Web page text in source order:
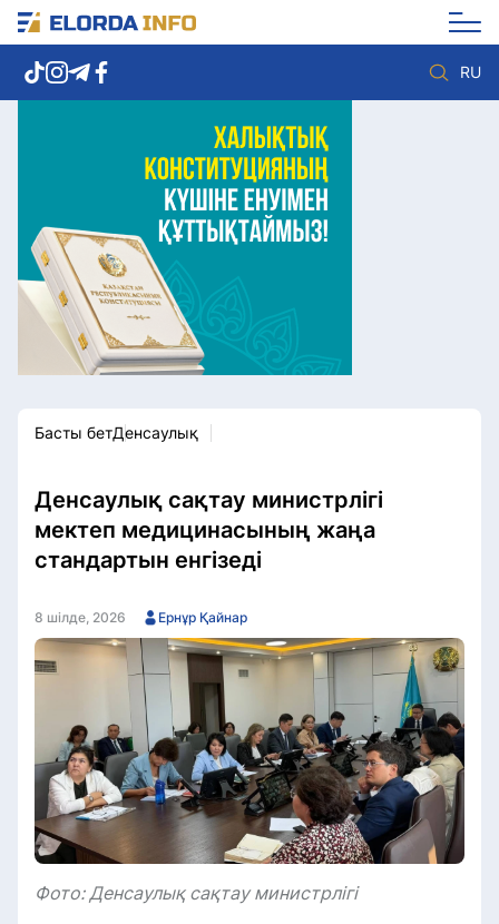
RU
Елорда жаңалықтары
Көзқарас
Саясат
Видео
Әлеумет
Экономика
Спорт
Мәдениет
Басты бетДенсаулық
Денсаулық сақтау министрлігі
мектеп медицинасының жаңа
стандартын енгізеді
8 шілде, 2026 Ернұр Қайнар
Фото: Денсаулық сақтау министрлігі